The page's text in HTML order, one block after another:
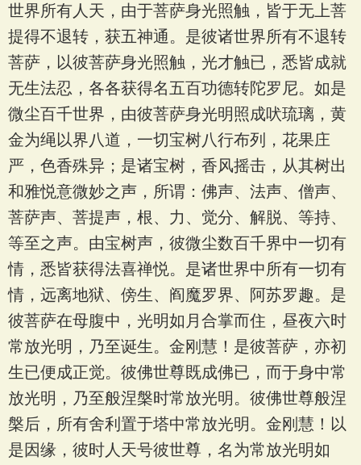
世界所有人天，由于菩萨身光照触，皆于无上菩
提得不退转，获五神通。是彼诸世界所有不退转
菩萨，以彼菩萨身光照触，光才触已，悉皆成就
无生法忍，各各获得名五百功德转陀罗尼。如是
微尘百千世界，由彼菩萨身光明照成吠琉璃，黄
金为绳以界八道，一切宝树八行布列，花果庄
严，色香殊异；是诸宝树，香风摇击，从其树出
和雅悦意微妙之声，所谓：佛声、法声、僧声、
菩萨声、菩提声，根、力、觉分、解脱、等持、
等至之声。由宝树声，彼微尘数百千界中一切有
情，悉皆获得法喜禅悦。是诸世界中所有一切有
情，远离地狱、傍生、阎魔罗界、阿苏罗趣。是
彼菩萨在母腹中，光明如月合掌而住，昼夜六时
常放光明，乃至诞生。金刚慧！是彼菩萨，亦初
生已便成正觉。彼佛世尊既成佛已，而于身中常
放光明，乃至般涅槃时常放光明。彼佛世尊般涅
槃后，所有舍利置于塔中常放光明。金刚慧！以
是因缘，彼时人天号彼世尊，名为常放光明如